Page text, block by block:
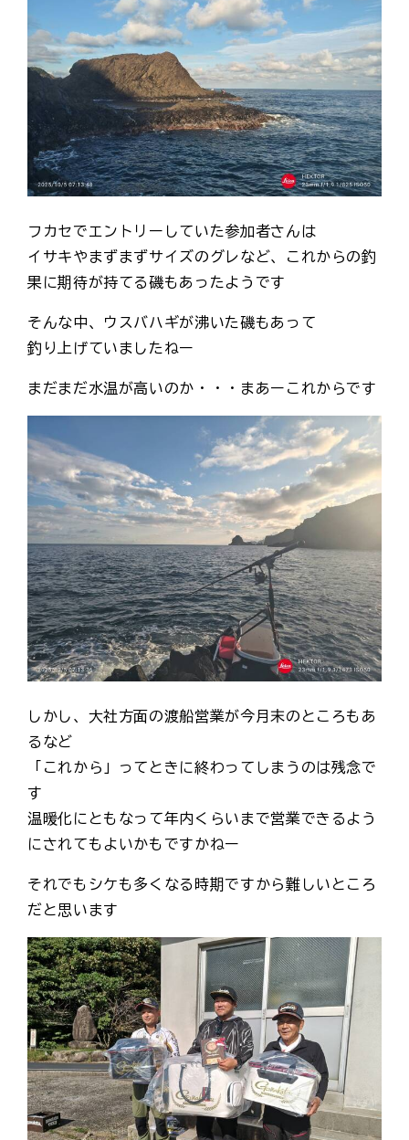
フカセでエントリーしていた参加者さんは
イサキやまずまずサイズのグレなど、これからの釣
果に期待が持てる磯もあったようです
そんな中、ウスバハギが沸いた磯もあって
釣り上げていましたねー
まだまだ水温が高いのか・・・まあーこれからです
しかし、大社方面の渡船営業が今月末のところもあ
るなど
「これから」ってときに終わってしまうのは残念で
す
温暖化にともなって年内くらいまで営業できるよう
にされてもよいかもですかねー
それでもシケも多くなる時期ですから難しいところ
だと思います